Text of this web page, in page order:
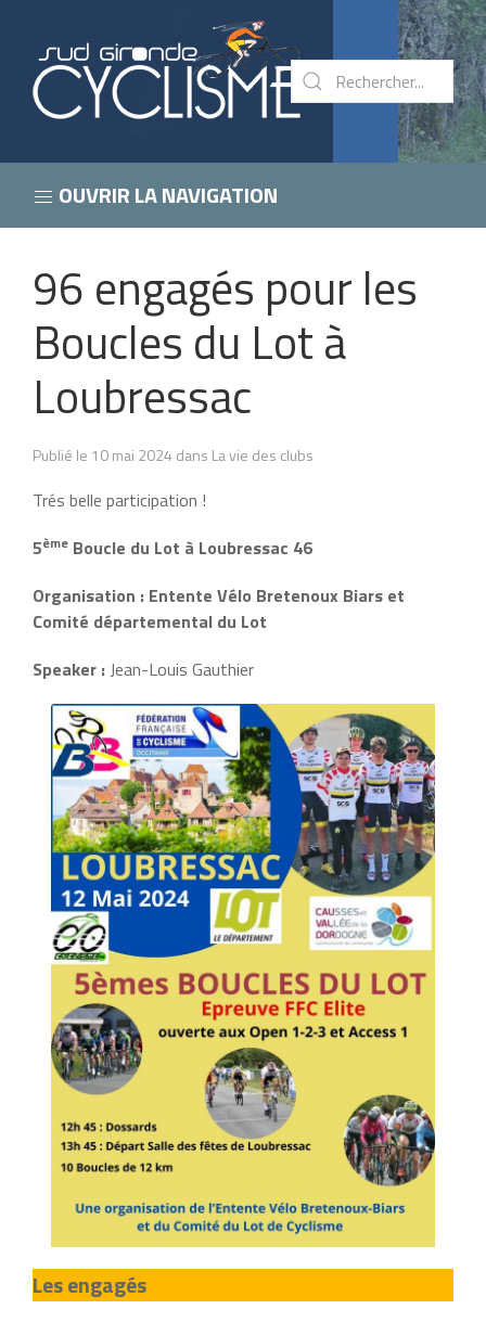
OUVRIR LA NAVIGATION
96 engagés pour les
Boucles du Lot à
Loubressac
Publié le 10 mai 2024 dans La vie des clubs
Trés belle participation !
5ème Boucle du Lot à Loubressac 46
Organisation : Entente Vélo Bretenoux Biars et
Comité départemental du Lot
Speaker :Jean-Louis Gauthier
Les engagés